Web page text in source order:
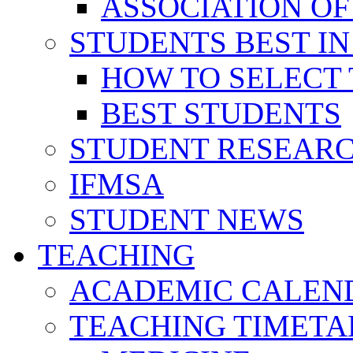
STUDENTS BEST
HOW TO SELECT
BEST STUDENTS
STUDENT
IFMSA
STUDENT NEWS
TEACHING
ACADEMIC
TEACHING